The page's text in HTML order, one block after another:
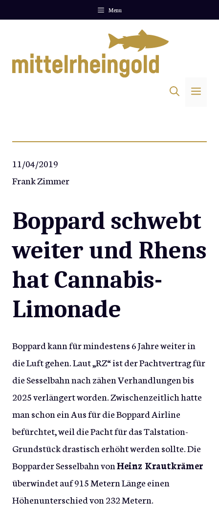
Menu
11/04/2019
Frank Zimmer
Boppard schwebt
weiter und Rhens
hat Cannabis-
Limonade
Boppard kann für mindestens 6 Jahre weiter in
die Luft gehen. Laut „RZ“ ist der Pachtvertrag für
die Sesselbahn nach zähen Verhandlungen bis
2025 verlängert worden. Zwischenzeitlich hatte
man schon ein Aus für die Boppard Airline
befürchtet, weil die Pacht für das Talstation-
Grundstück drastisch erhöht werden sollte. Die
Bopparder Sesselbahn vonHeinz Krautkrämer
überwindet auf 915 Metern Länge einen
Höhenunterschied von 232 Metern.